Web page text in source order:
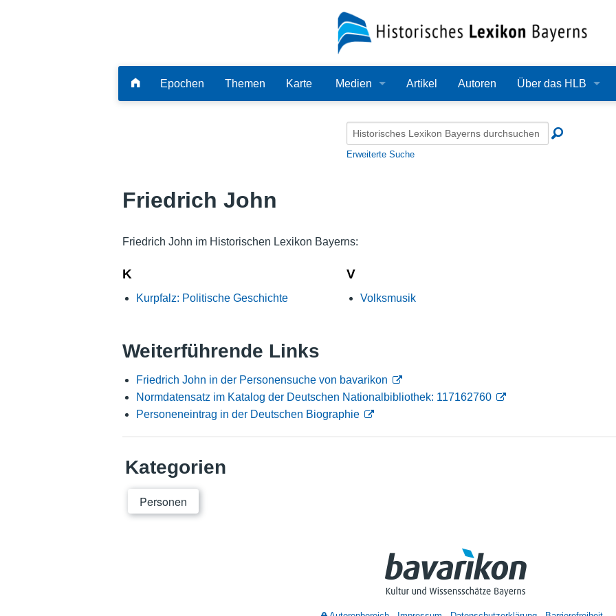
Epochen Themen Karte Medien
Audio
Alle Dateien
Artikel Autoren Über das HLB
Redaktion
Erweiterte Suche
Friedrich John
Friedrich John im Historischen Lexikon Bayerns:
K
Kurpfalz: Politische Geschichte
V
Volksmusik
Weiterführende Links
Friedrich John in der Personensuche von bavarikon
Normdatensatz im Katalog der Deutschen Nationalbibliothek: 117162760
Personeneintrag in der Deutschen Biographie
Kategorien
Personen